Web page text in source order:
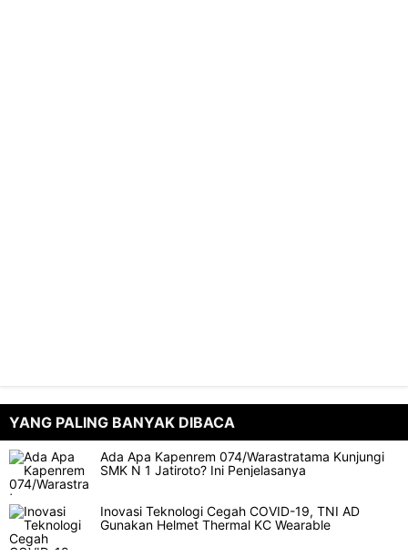
YANG PALING BANYAK DIBACA
Ada Apa Kapenrem 074/Warastratama Kunjungi
SMK N 1 Jatiroto? Ini Penjelasanya
Inovasi Teknologi Cegah COVID-19, TNI AD
Gunakan Helmet Thermal KC Wearable